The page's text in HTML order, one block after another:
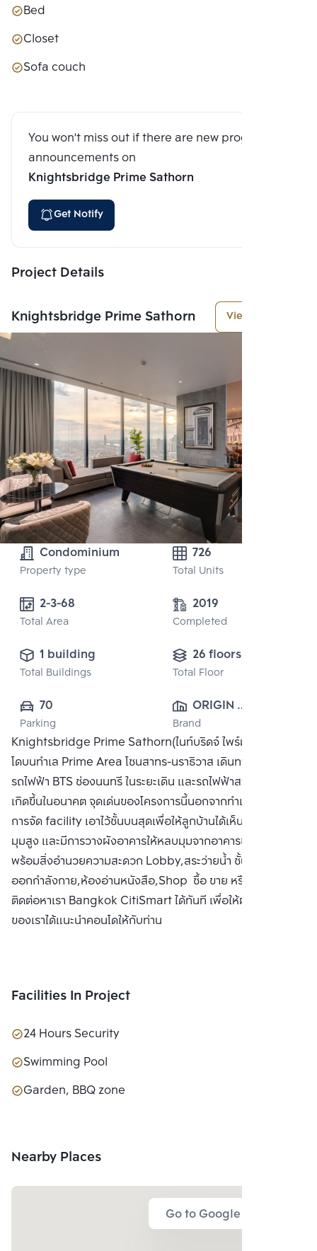
Bed
Closet
Sofa couch
You won't miss out if there are new program
announcements on
Knightsbridge Prime Sathorn
Get Notify
Project Details
Knightsbridge Prime Sathorn View More
Condominium
Property type
726
Total Units
Total Area
2019
Completed
1 building
Total Buildings
26 floors
Total Floor
70
Parking
ORIGIN
PROPERTY
PUBLIC CO.,
LTD.
Brand
Knightsbridge Prime Sathorn(ไนท์บริดจ์ ไพร์ม สาทร) คอน
โดบนทำเล Prime Area โซนสาทร-นราธิวาส เดินทางสะดวก ใกล้
รถไฟฟ้า BTS ช่องนนทรี ในระยะเดิน และรถไฟฟ้าสายสีเทา ที่จะ
เกิดขึ้นในอนาคต จุดเด่นของโครงการนี้นอกจากทำเลที่ตั้ง ยังมี
การจัด facility เอาไว้ชั้นบนสุดเพื่อให้ลูกบ้านได้เห็น city view
มุมสูง และมีการวางผังอาคารให้หลบมุมจากอาคารข้างเคียง
พร้อมสิ่งอำนวยความสะดวก Lobby,สระว่ายน้ำ ชั้นบนสุด,ห้อง
ออกกำลังกาย,ห้องอ่านหนังสือ,Shop ซื้อ ขาย หรือ เช่าคอนโด
ติดต่อหาเรา Bangkok CitiSmart ได้ทันที เพื่อให้ผู้เชี่ยวชาญ
ของเราได้แนะนำคอนโดให้กับท่าน
Facilities In Project
24 Hours Security
Swimming Pool
Garden, BBQ zone
Nearby Places
Go to Google Map